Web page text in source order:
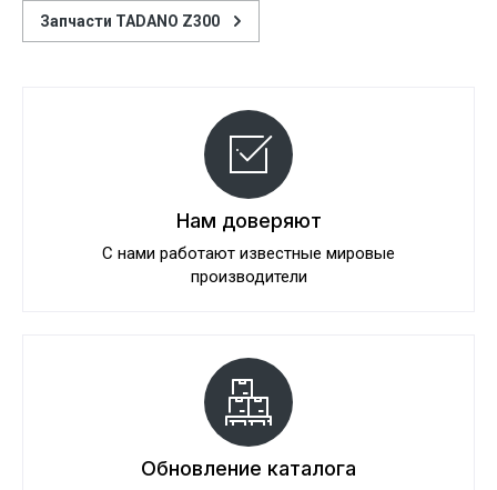
Запчасти TADANO Z300
Нам доверяют
С нами работают известные мировые
производители
Обновление каталога